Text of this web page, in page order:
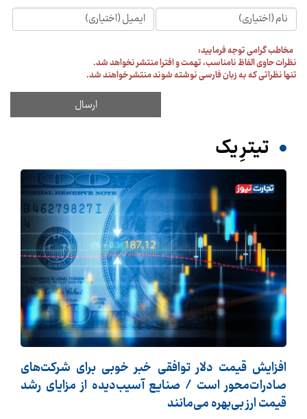
مخاطب گرامی توجه فرمایید:
نظرات حاوی الفاظ نامناسب، تهمت و افترا منتشر نخواهد شد.
تنها نظراتی که به زبان فارسی نوشته شوند منتشر خواهند شد.
تیترِ یک
افزایش قیمت دلار توافقی خبر خوبی برای شرکت‌های
صادرات‌محور است / صنایع آسیب‌دیده از مزایای رشد
قیمت ارز بی‌بهره می‌مانند